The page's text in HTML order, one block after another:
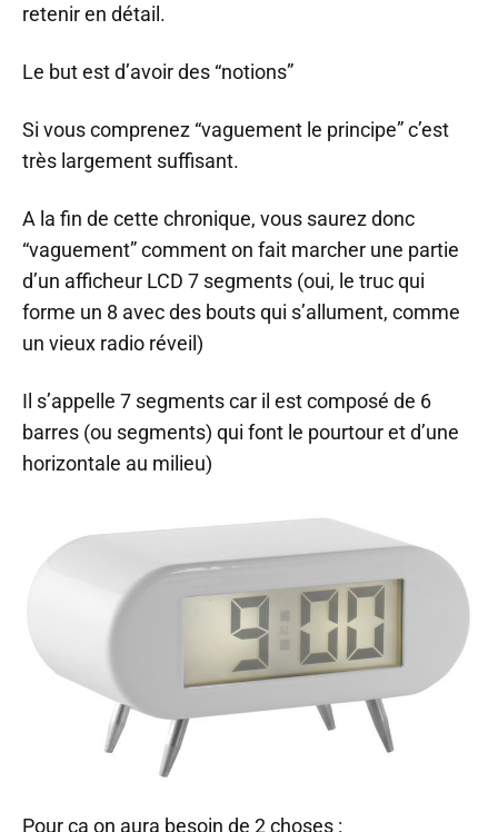
retenir en détail.
Le but est d’avoir des “notions”
Si vous comprenez “vaguement le principe” c’est
très largement suffisant.
A la fin de cette chronique, vous saurez donc
“vaguement” comment on fait marcher une partie
d’un afficheur LCD 7 segments (oui, le truc qui
forme un 8 avec des bouts qui s’allument, comme
un vieux radio réveil)
Il s’appelle 7 segments car il est composé de 6
barres (ou segments) qui font le pourtour et d’une
horizontale au milieu)
Pour ça on aura besoin de 2 choses :